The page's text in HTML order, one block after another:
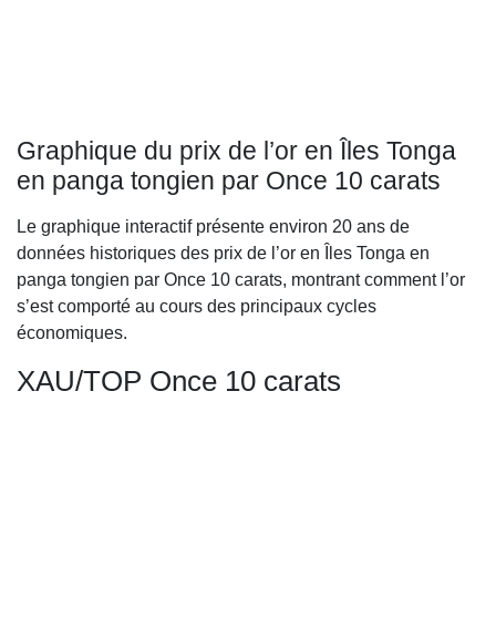
Graphique du prix de l’or en Îles Tonga
en panga tongien par Once 10 carats
Le graphique interactif présente environ 20 ans de
données historiques des prix de l’or en Îles Tonga en
panga tongien par Once 10 carats, montrant comment l’or
s’est comporté au cours des principaux cycles
économiques.
XAU/TOP Once 10 carats